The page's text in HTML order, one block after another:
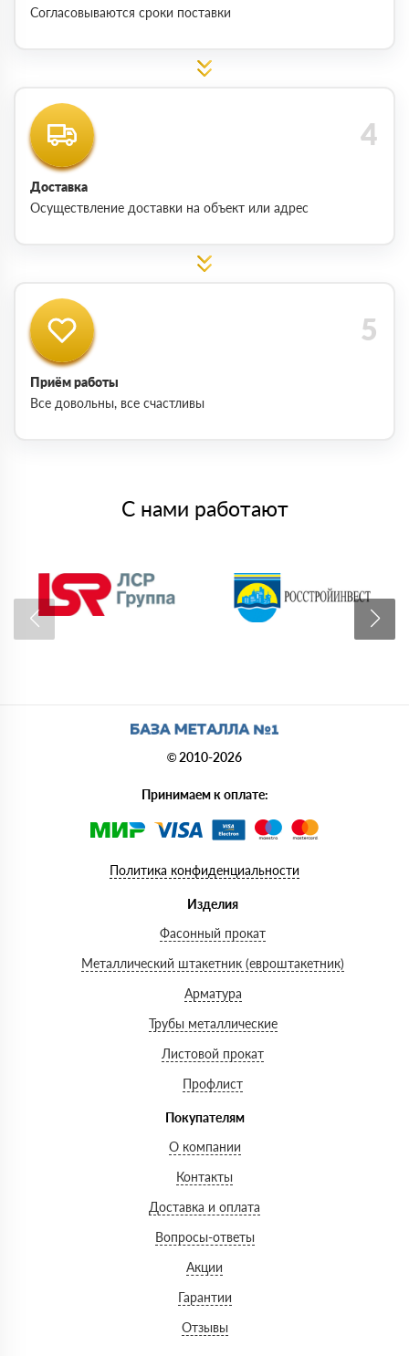
Согласовываются сроки поставки
Доставка
Осуществление доставки на объект или адрес
Приём работы
Все довольны, все счастливы
С нами работают
© 2010-2026
Принимаем к оплате:
Политика конфиденциальности
Изделия
Фасонный прокат
Металлический штакетник (евроштакетник)
Арматура
Трубы металлические
Листовой прокат
Профлист
Покупателям
О компании
Контакты
Доставка и оплата
Вопросы-ответы
Акции
Гарантии
Отзывы